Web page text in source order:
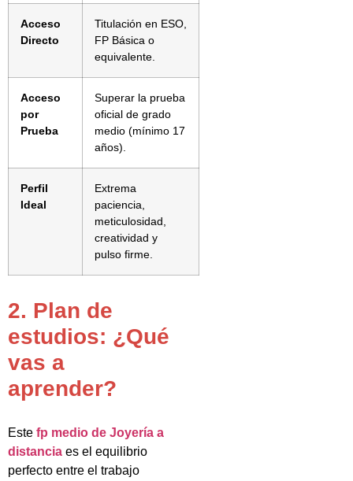
Acceso
Directo
Titulación en ESO,
FP Básica o
equivalente.
Acceso
por
Prueba
Superar la prueba
oficial de grado
medio (mínimo 17
años).
Perfil
Ideal
Extrema
paciencia,
meticulosidad,
creatividad y
pulso firme.
2. Plan de
estudios: ¿Qué
vas a
aprender?
Este fp medio de Joyería a
distancia es el equilibrio
perfecto entre el trabajo